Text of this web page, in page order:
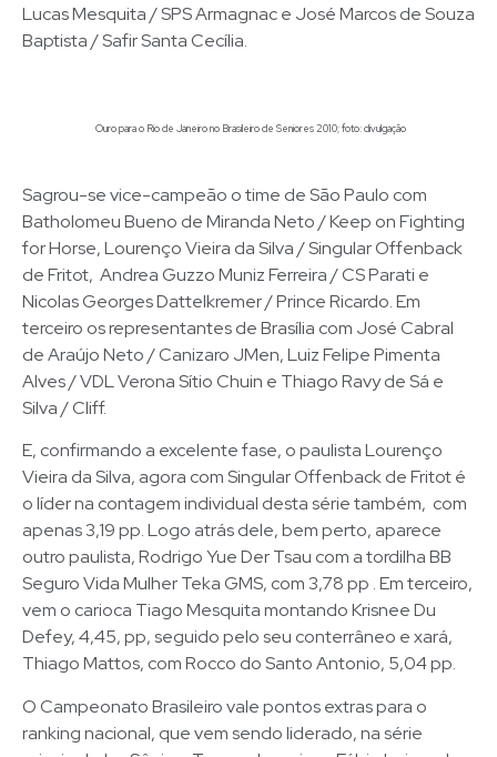
Lucas Mesquita / SPS Armagnac e José Marcos de Souza
Baptista / Safir Santa Cecília.
Ouro para o Rio de Janeiro no Brasileiro de Seniores 2010; foto: divulgação
Sagrou-se vice-campeão o time de São Paulo com
Batholomeu Bueno de Miranda Neto / Keep on Fighting
for Horse, Lourenço Vieira da Silva / Singular Offenback
de Fritot, Andrea Guzzo Muniz Ferreira / CS Parati e
Nicolas Georges Dattelkremer / Prince Ricardo. Em
terceiro os representantes de Brasília com José Cabral
de Araújo Neto / Canizaro JMen, Luiz Felipe Pimenta
Alves / VDL Verona Sítio Chuin e Thiago Ravy de Sá e
Silva / Cliff.
E, confirmando a excelente fase, o paulista Lourenço
Vieira da Silva, agora com Singular Offenback de Fritot é
o líder na contagem individual desta série também, com
apenas 3,19 pp. Logo atrás dele, bem perto, aparece
outro paulista, Rodrigo Yue Der Tsau com a tordilha BB
Seguro Vida Mulher Teka GMS, com 3,78 pp . Em terceiro,
vem o carioca Tiago Mesquita montando Krisnee Du
Defey, 4,45, pp, seguido pelo seu conterrâneo e xará,
Thiago Mattos, com Rocco do Santo Antonio, 5,04 pp.
O Campeonato Brasileiro vale pontos extras para o
ranking nacional, que vem sendo liderado, na série